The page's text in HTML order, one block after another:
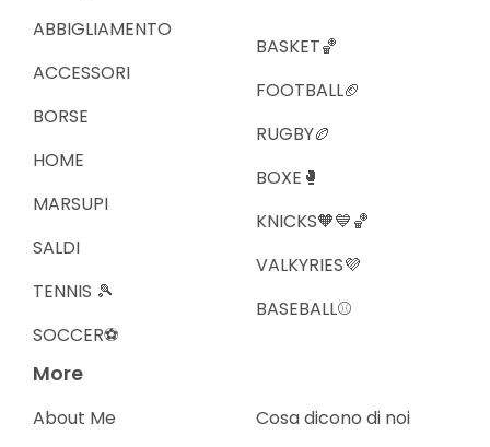
ABBIGLIAMENTO
ACCESSORI
BORSE
HOME
MARSUPI
SALDI
TENNIS 🎾
SOCCER⚽️
BASKET🏀
FOOTBALL🏈
RUGBY🏉
BOXE🥊
KNICKS🧡💙🏀
VALKYRIES💜
BASEBALL⚾️
More
About Me Cosa dicono di noi